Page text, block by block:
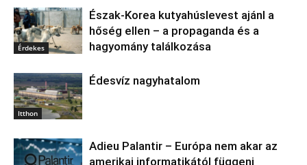
Érdekes
Észak‑Korea kutyahúslevest ajánl a
hőség ellen – a propaganda és a
hagyomány találkozása
Itthon
Édesvíz nagyhatalom
Adieu Palantir – Európa nem akar az
amerikai informatikától függeni